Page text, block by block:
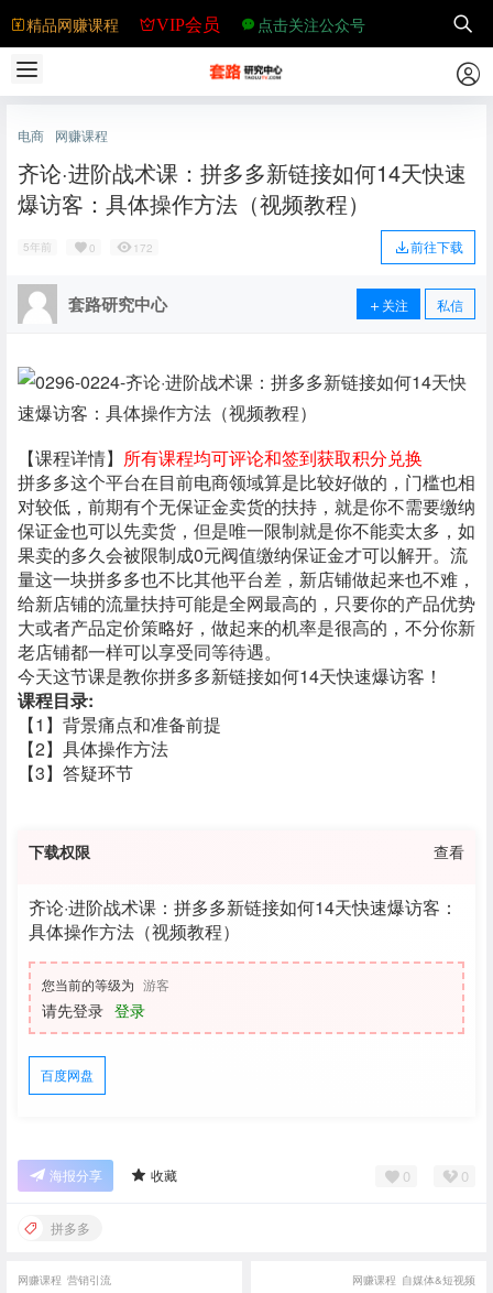
精品网赚课程 VIP会员 点击关注公众号
电商 网赚课程
齐论·进阶战术课：拼多多新链接如何14天快速
爆访客：具体操作方法（视频教程）
5年前 0 172 前往下载
套路研究中心 关注 私信
【课程详情】 所有课程均可评论和签到获取积分兑换
拼多多这个平台在目前电商领域算是比较好做的，门槛也相
对较低，前期有个无保证金卖货的扶持，就是你不需要缴纳
保证金也可以先卖货，但是唯一限制就是你不能卖太多，如
果卖的多久会被限制成0元阀值缴纳保证金才可以解开。 流
量这一块拼多多也不比其他平台差，新店铺做起来也不难，
给新店铺的流量扶持可能是全网最高的，只要你的产品优势
大或者产品定价策略好，做起来的机率是很高的，不分你新
老店铺都一样可以享受同等待遇。
今天这节课是教你拼多多新链接如何14天快速爆访客！
课程目录:
【1】背景痛点和准备前提
【2】具体操作方法
【3】答疑环节
下载权限 查看
齐论·进阶战术课：拼多多新链接如何14天快速爆访客：
具体操作方法（视频教程）
您当前的等级为 游客
请先登录 登录
百度网盘
海报分享 收藏 0 0
拼多多
网赚课程 营销引流 网赚课程 自媒体&短视频